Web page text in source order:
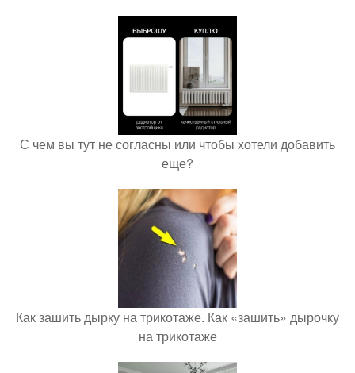
С чем вы тут не согласны или чтобы хотели добавить
еще?
Как зашить дырку на трикотаже. Как «зашить» дырочку
на трикотаже